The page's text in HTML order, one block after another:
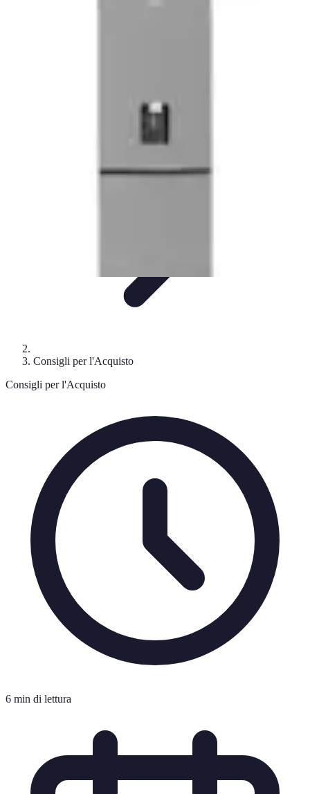
Consigli per l'Acquisto
Consigli per l'Acquisto
6 min di lettura